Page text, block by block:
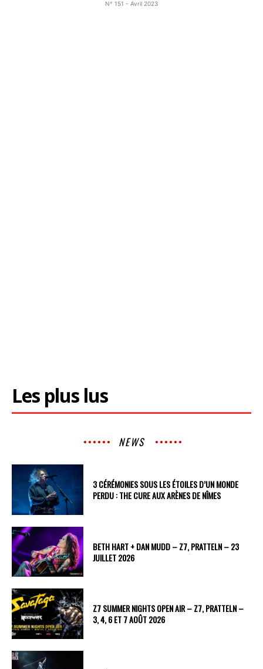
N° 151 - Avril 2023
Les plus lus
NEWS
3 CÉRÉMONIES SOUS LES ÉTOILES D’UN MONDE
PERDU : THE CURE AUX ARÈNES DE NÎMES
BETH HART + DAN MUDD – Z7, PRATTELN – 23
JUILLET 2026
Z7 SUMMER NIGHTS OPEN AIR – Z7, PRATTELN –
3, 4, 6 ET 7 AOÛT 2026